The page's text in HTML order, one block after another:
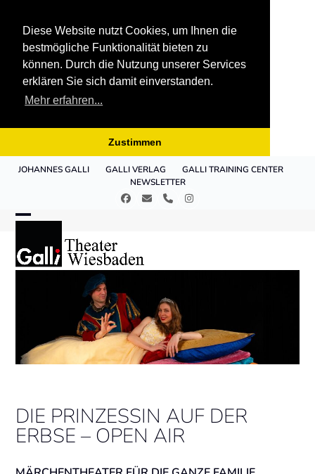
Diese Website nutzt Cookies, um Ihnen die
bestmögliche Funktionalität bieten zu
können. Durch die Nutzung unserer Services
erklären Sie sich damit einverstanden.
Mehr erfahren...
Zustimmen
JOHANNES GALLI GALLI VERLAG
GALLI TRAINING CENTER
NEWSLETTER
Facebook
E- TelefonInstagram
mobile
menu
mobile
menu
DIE PRINZESSIN AUF DER
ERBSE – OPEN AIR